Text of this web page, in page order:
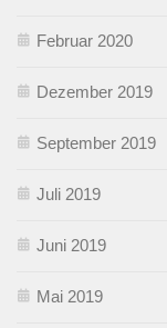
Februar 2020
Dezember 2019
September 2019
Juli 2019
Juni 2019
Mai 2019